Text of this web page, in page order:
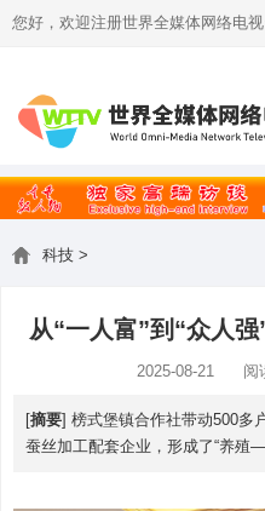
您好，欢迎注册世界全媒体网络电
科技 >
从“一人富”到“众人
2025-08-21 阅
[摘要] 榜式堡镇合作社带动500多
蚕丝加工配套企业，形成了“养殖